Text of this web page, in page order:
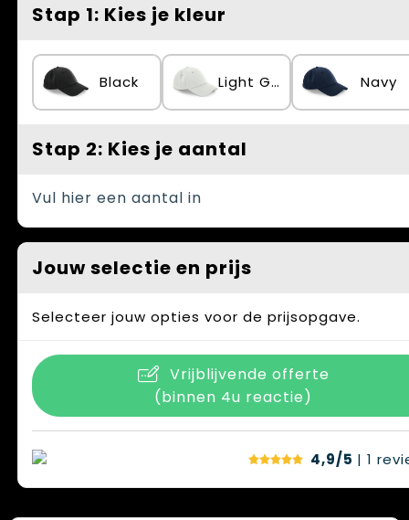
Veiligheid, Auto en Fiets
Stap 1: Kies je kleur
Black Light Grey Navy
Stap 2: Kies je aantal
Vul hier een aantal in
Jouw selectie en prijs
Selecteer jouw opties voor de prijsopgave.
Vrijblijvende offerte
(binnen 4u reactie)
4,9/5 | 1